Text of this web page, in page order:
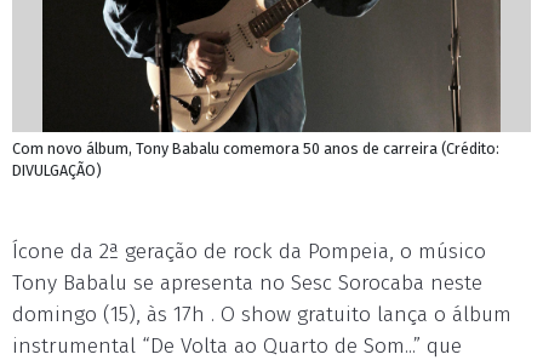
Com novo álbum, Tony Babalu comemora 50 anos de carreira (Crédito:
DIVULGAÇÃO)
Ícone da 2ª geração de rock da Pompeia, o músico
Tony Babalu se apresenta no Sesc Sorocaba neste
domingo (15), às 17h . O show gratuito lança o álbum
instrumental “De Volta ao Quarto de Som...” que